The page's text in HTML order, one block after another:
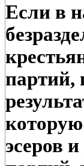
Если в
партий,
эсеров